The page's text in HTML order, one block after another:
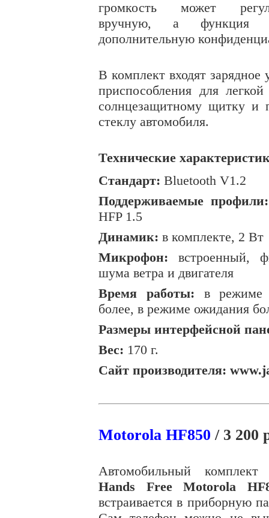
громкость может
вручную, а функция
дополнительную
В комплект входят зарядное
приспособления для
солнцезащитному щитку и
стеклу автомобиля.
Технические
Стандарт: Bluetooth V1.2
Поддерживаемые профили:
HFP 1.5
Динамик: в комплекте, 2 Вт
Микрофон: встроенный,
шума ветра и двигателя
Время работы: в режиме
более, в режиме ожидания
Размеры интерфейсной
Вес: 170 г.
Сайт производителя:
Motorola HF850 / 3 200
Автомобильный
Hands Free Motorola
встраивается в приборную